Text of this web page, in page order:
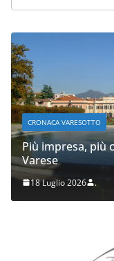
CRONACA VARESOTTO
Più impresa, più
Varese
18 Luglio 2026 .